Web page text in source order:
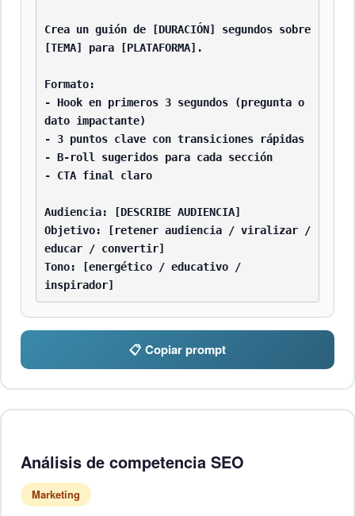
Crea un guión de [DURACIÓN] segundos sobre
[TEMA] para [PLATAFORMA].
Formato:
- Hook en primeros 3 segundos (pregunta o
dato impactante)
- 3 puntos clave con transiciones rápidas
- B-roll sugeridos para cada sección
- CTA final claro
Audiencia: [DESCRIBE AUDIENCIA]
Objetivo: [retener audiencia / viralizar /
educar / convertir]
Tono: [energético / educativo /
inspirador]
📋 Copiar prompt
Análisis de competencia SEO
Marketing